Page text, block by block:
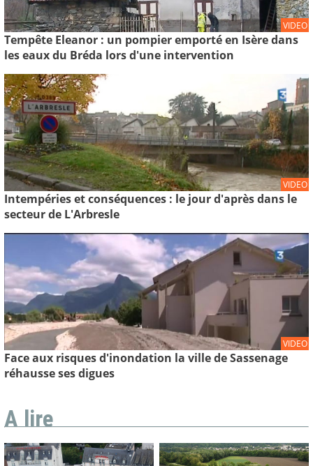
VIDEO
Tempête Eleanor : un pompier emporté en Isère dans
les eaux du Bréda lors d'une intervention
VIDEO
Intempéries et conséquences : le jour d'après dans le
secteur de L'Arbresle
VIDEO
Face aux risques d'inondation la ville de Sassenage
réhausse ses digues
A lire